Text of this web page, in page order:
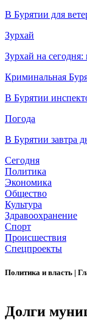
В Бурятии для
Зурхай
Зурхай на
Криминальная
В Бурятии
Погода
В Бурятии завтра
Сегодня
Политика
Экономика
Общество
Культура
Здравоохранение
Спорт
Происшествия
Спецпроекты
Политика и власть |
Долги